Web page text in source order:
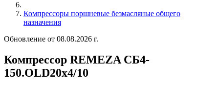
Компрессоры поршневые безмасляные общего
назначения
Обновление от 08.08.2026 г.
Компрессор REMEZA СБ4-
150.OLD20х4/10